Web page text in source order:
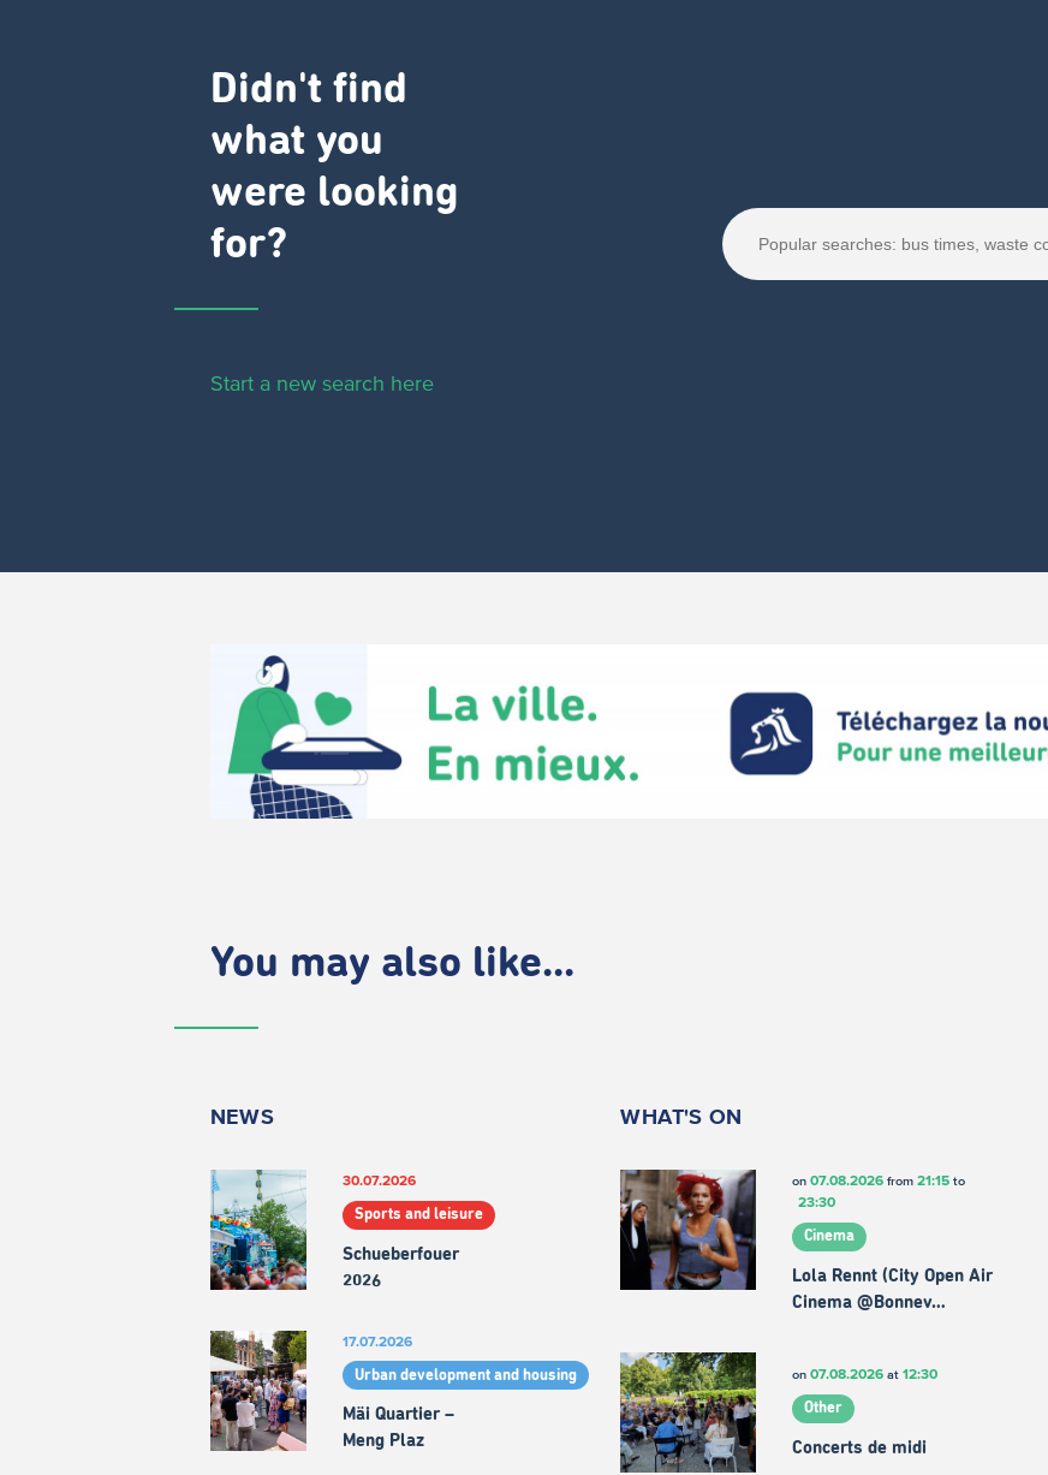
Didn't find
what you
were looking
for?
Start a new search here
You may also like...
NEWS
30.07.2026
Sports and leisure
Schueberfouer
2026
17.07.2026
Urban development and housing
Mäi Quartier –
Meng Plaz
WHAT'S ON
on 07.08.2026from 21:15to
23:30
Cinema
Lola Rennt (City Open Air
Cinema @Bonnev…
on 07.08.2026at 12:30
Other
Concerts de midi